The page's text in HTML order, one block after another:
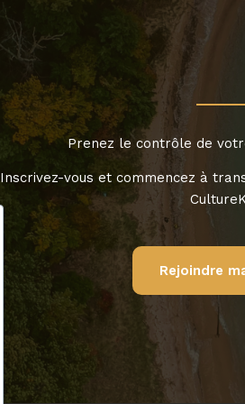
Prenez le contrôle de
Inscrivez-vous et commencez à
Rejoindre